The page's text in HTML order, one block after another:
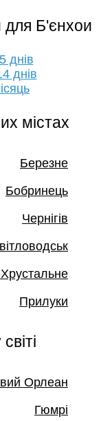
для Б'єнхои
днів
днів
містах
Березне
Бобринець
Чернігів
Прилуки
Орлеан
Гюмрі